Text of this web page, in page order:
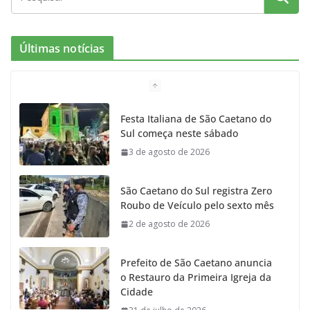
b
o
o
k
a
g
r
a
m
k t
r
u
e
Últimas notícias
Festa Italiana de São Caetano do
Sul começa neste sábado
3 de agosto de 2026
São Caetano do Sul registra Zero
Roubo de Veículo pelo sexto mês
2 de agosto de 2026
Prefeito de São Caetano anuncia
o Restauro da Primeira Igreja da
Cidade